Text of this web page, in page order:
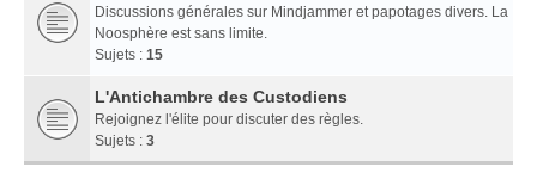
Discussions générales sur Mindjammer et papotages divers. La
Noosphère est sans limite.
Sujets : 15
L'Antichambre des Custodiens
Rejoignez l'élite pour discuter des règles.
Sujets : 3